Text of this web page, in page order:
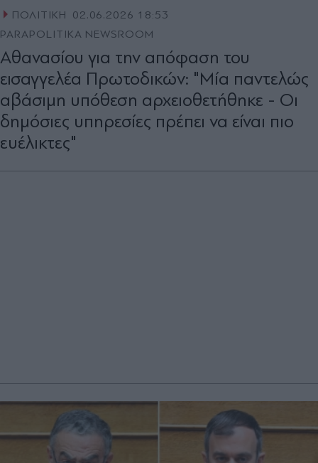
ΠΟΛΙΤΙΚΗ
02.06.2026 18:53
PARAPOLITIKA NEWSROOM
Αθανασίου για την απόφαση του
εισαγγελέα Πρωτοδικών: "Μία παντελώς
αβάσιμη υπόθεση αρχειοθετήθηκε - Οι
δημόσιες υπηρεσίες πρέπει να είναι πιο
ευέλικτες"